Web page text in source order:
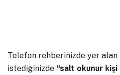
Telefon rehberinizde yer alan
istediğinizde “salt okunur kişi